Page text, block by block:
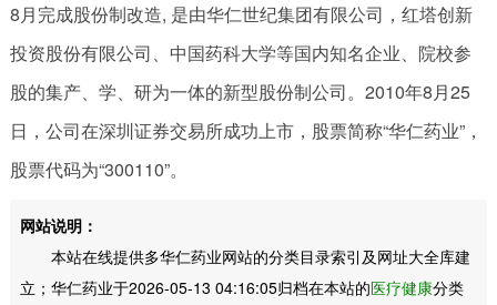
8月完成股份制改造, 是由华仁世纪集团有限公司，红塔创新
投资股份有限公司、中国药科大学等国内知名企业、院校参
股的集产、学、研为一体的新型股份制公司。2010年8月25
日，公司在深圳证券交易所成功上市，股票简称“华仁药业”，
股票代码为“300110”。
网站说明：
本站在线提供多华仁药业网站的分类目录索引及网址大全库建
立；华仁药业于2026-05-13 04:16:05归档在本站的医疗健康分类